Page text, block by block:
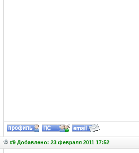
#9 Добавлено: 23 февраля 2011 17:52